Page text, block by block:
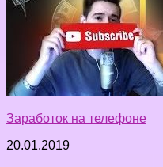
Заработок на телефоне
20.01.2019